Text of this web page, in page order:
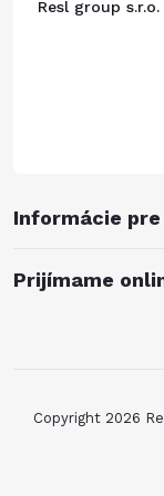
p
Informácie pre
Resl group s.r.o.
Prijímame
Copyright 2026